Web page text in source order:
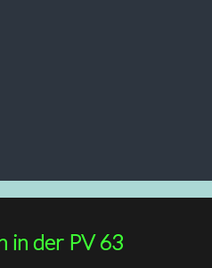
in der PV 63